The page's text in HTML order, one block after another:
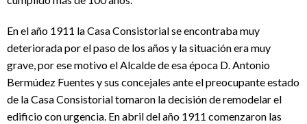
En el año 1911 la Casa Consistorial se encontraba muy
deteriorada por el paso de los años y la situación era muy
grave, por ese motivo el Alcalde de esa época D. Antonio
Bermúdez Fuentes y sus concejales ante el preocupante estado
de la Casa Consistorial tomaron la decisión de remodelar el
edificio con urgencia. En abril del año 1911 comenzaron las